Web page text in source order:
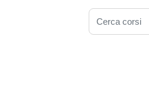
Cerca corsi